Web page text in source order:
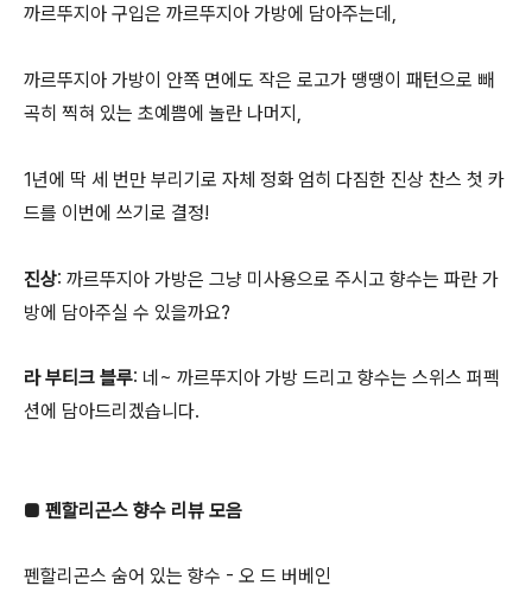
까르뚜지아 구입은 까르뚜지아 가방에 담아주는데,
까르뚜지아 가방이 안쪽 면에도 작은 로고가 땡땡이 패턴으로 빼
곡히 찍혀 있는 초예쁨에 놀란 나머지,
1년에 딱 세 번만 부리기로 자체 정화 엄히 다짐한 진상 찬스 첫 카
드를 이번에 쓰기로 결정!
진상: 까르뚜지아 가방은 그냥 미사용으로 주시고 향수는 파란 가
방에 담아주실 수 있을까요?
라 부티크 블루: 네~ 까르뚜지아 가방 드리고 향수는 스위스 퍼펙
션에 담아드리겠습니다.
■ 펜할리곤스 향수 리뷰 모음
펜할리곤스 숨어 있는 향수 - 오 드 버베인